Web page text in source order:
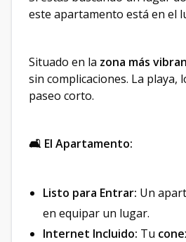
este apartamento está en el
Situado en la zona más
sin complicaciones. La
paseo corto.
🛋️ El Apartamento:
Listo para Entrar: Un
en equipar un lugar.
Internet Incluido: Tu